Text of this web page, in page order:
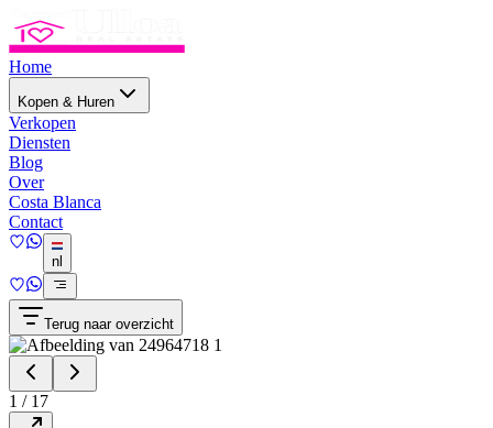
Home
Kopen & Huren
Verkopen
Diensten
Blog
Over
Costa Blanca
Contact
nl
Terug naar overzicht
1 / 17